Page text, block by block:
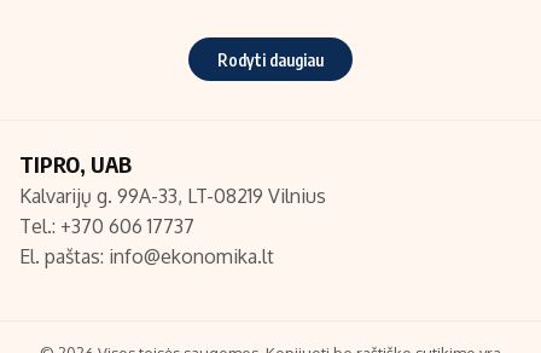
Rodyti daugiau
TIPRO, UAB
Kalvarijų g. 99A-33, LT-08219 Vilnius
Tel.: +370 606 17737
El. paštas: info@ekonomika.lt